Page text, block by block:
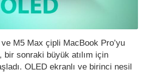
M5 Max çipli MacBook Pro’yu
bir sonraki büyük atılım için
OLED ekranlı ve birinci nesil